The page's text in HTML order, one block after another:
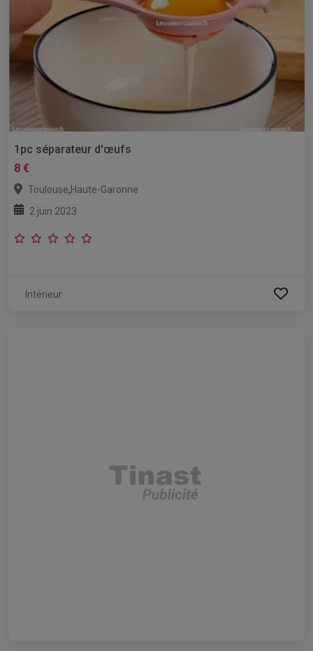
1pc séparateur d'œufs
8 €
Toulouse,Haute-Garonne
2 juin 2023
Intérieur